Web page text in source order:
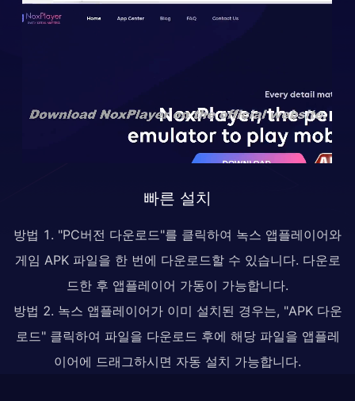
빠른 설치
방법 1. "PC버전 다운로드"를 클릭하여 녹스 앱플레이어와
게임 APK 파일을 한 번에 다운로드할 수 있습니다. 다운로
드한 후 앱플레이어 가동이 가능합니다.
방법 2. 녹스 앱플레이어가 이미 설치된 경우는, "APK 다운
로드" 클릭하여 파일을 다운로드 후에 해당 파일을 앱플레
이어에 드래그하시면 자동 설치 가능합니다.